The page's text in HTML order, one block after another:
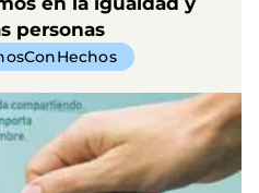
personas